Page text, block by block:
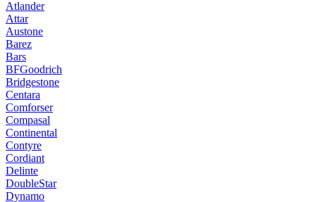
Atlander
Attar
Austone
Barez
Bars
BFGoodrich
Bridgestone
Centara
Comforser
Compasal
Continental
Contyre
Cordiant
Delinte
DoubleStar
Dynamo